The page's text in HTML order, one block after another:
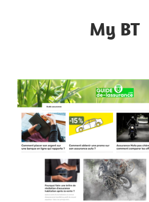
My BT
du
web